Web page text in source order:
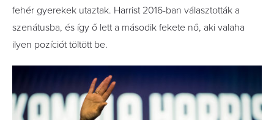
fehér gyerekek utaztak. Harrist 2016-ban választották a
szenátusba, és így ő lett a második fekete nő, aki valaha
ilyen pozíciót töltött be.